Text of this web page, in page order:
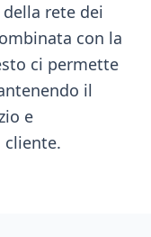
rete dei
con la
ci permette
il
e
cliente.